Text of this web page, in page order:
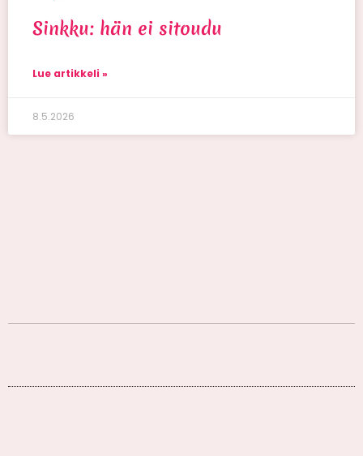
Sinkku: hän ei sitoudu
Lue artikkeli »
8.5.2026